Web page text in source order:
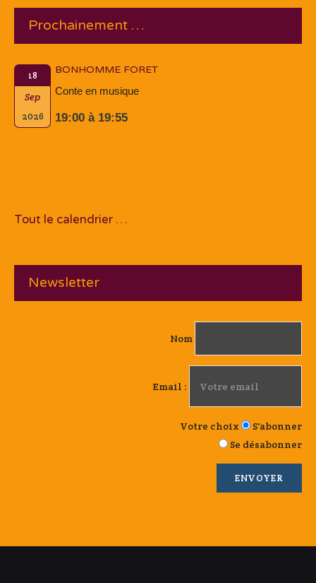
Prochainement …
18
Sep
2026
BONHOMME FORET
Conte en musique
19:00 à 19:55
Tout le calendrier …
Newsletter
Nom
Email :
Votre choix
S'abonner
Se désabonner